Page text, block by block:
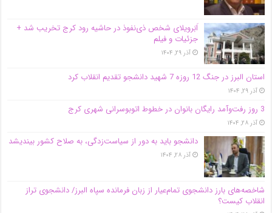
اَبَر‌ویلای شخص ذی‌نفوذ در حاشیه‌ رود کرج تخریب شد +
جزئیات و فیلم
آذر ۲۹, ۱۴۰۴
استان البرز در جنگ 12 روزه 7 شهید دانشجو تقدیم انقلاب کرد
آذر ۲۹, ۱۴۰۴
3 روز رفت‌وآمد رایگان بانوان در خطوط اتوبوسرانی شهری کرج
آذر ۲۸, ۱۴۰۴
دانشجو باید به دور از سیاست‌زدگی، به صلاح کشور بیندیشد
آذر ۲۸, ۱۴۰۴
شاخصه‌های بارز دانشجوی تمام‌عیار از زبان فرمانده سپاه البرز/ دانشجوی تراز
انقلاب کیست؟